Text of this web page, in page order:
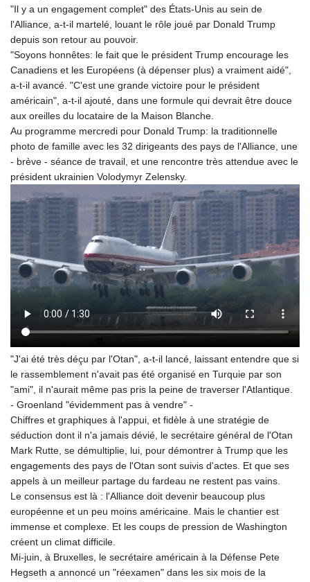
IQD 1510.627108
IRR
ISK 141.792902
JEP 0.857848
JMD 183.243508
JOD 0.818791
JPY 182.181232
KES 149.439303
KGS 100.991685
KHR 4673.518854
KMF 493.12343
KRW 1638.640772
KWD 0.357023
KYD 0.961017
KZT 541.135669
LAK 26067.486096
LBP
103263.512096
LRD 208.141271
LSL 18.917964
LTL 3.409986
LVL 0.69856
LYD 7.339597
MAD 10.74762
MDL 20.03577
MGA 4908.365176
MKD 61.481068
MMK 2424.552772
MNT 4152.673297
MOP 9.316283
MRU 46.240358
MUR 54.209096
MVR 17.842347
MXN 19.917775
MYR 4.721853
"Il y a un engagement complet" des États-Unis au sein de
l'Alliance, a-t-il martelé, louant le rôle joué par Donald Trump
depuis son retour au pouvoir.
"Soyons honnêtes: le fait que le président Trump encourage les
Canadiens et les Européens (à dépenser plus) a vraiment aidé",
a-t-il avancé. "C'est une grande victoire pour le président
américain", a-t-il ajouté, dans une formule qui devrait être douce
aux oreilles du locataire de la Maison Blanche.
Au programme mercredi pour Donald Trump: la traditionnelle
photo de famille avec les 32 dirigeants des pays de l'Alliance, une
- brève - séance de travail, et une rencontre très attendue avec le
président ukrainien Volodymyr Zelensky.
"J'ai été très déçu par l'Otan", a-t-il lancé, laissant entendre que si
le rassemblement n'avait pas été organisé en Turquie par son
"ami", il n'aurait même pas pris la peine de traverser l'Atlantique.
- Groenland "évidemment pas à vendre" -
Chiffres et graphiques à l'appui, et fidèle à une stratégie de
séduction dont il n'a jamais dévié, le secrétaire général de l'Otan
Mark Rutte, se démultiplie, lui, pour démontrer à Trump que les
engagements des pays de l'Otan sont suivis d'actes. Et que ses
appels à un meilleur partage du fardeau ne restent pas vains.
Le consensus est là : l'Alliance doit devenir beaucoup plus
européenne et un peu moins américaine. Mais le chantier est
immense et complexe. Et les coups de pression de Washington
créent un climat difficile.
Mi-juin, à Bruxelles, le secrétaire américain à la Défense Pete
Hegseth a annoncé un "réexamen" dans les six mois de la